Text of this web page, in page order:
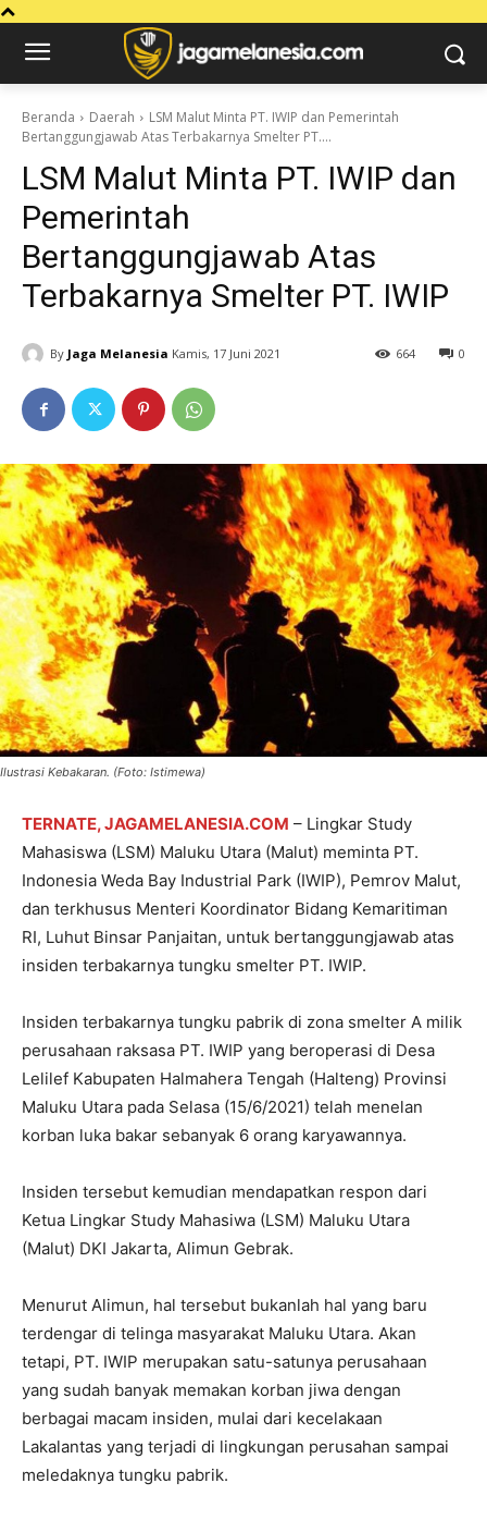
Beranda Daerah
LSM Malut Minta PT. IWIP dan Pemerintah
Bertanggungjawab Atas Terbakarnya Smelter PT....
LSM Malut Minta PT. IWIP dan
Pemerintah
Bertanggungjawab Atas
Terbakarnya Smelter PT. IWIP
By Jaga Melanesia Kamis, 17 Juni 2021 0
664
Ilustrasi Kebakaran. (Foto: Istimewa)
TERNATE, JAGAMELANESIA.COM – Lingkar Study
Mahasiswa (LSM) Maluku Utara (Malut) meminta PT.
Indonesia Weda Bay Industrial Park (IWIP), Pemrov Malut,
dan terkhusus Menteri Koordinator Bidang Kemaritiman
RI, Luhut Binsar Panjaitan, untuk bertanggungjawab atas
insiden terbakarnya tungku smelter PT. IWIP.
Insiden terbakarnya tungku pabrik di zona smelter A milik
perusahaan raksasa PT. IWIP yang beroperasi di Desa
Lelilef Kabupaten Halmahera Tengah (Halteng) Provinsi
Maluku Utara pada Selasa (15/6/2021) telah menelan
korban luka bakar sebanyak 6 orang karyawannya.
Insiden tersebut kemudian mendapatkan respon dari
Ketua Lingkar Study Mahasiwa (LSM) Maluku Utara
(Malut) DKI Jakarta, Alimun Gebrak.
Menurut Alimun, hal tersebut bukanlah hal yang baru
terdengar di telinga masyarakat Maluku Utara. Akan
tetapi, PT. IWIP merupakan satu-satunya perusahaan
yang sudah banyak memakan korban jiwa dengan
berbagai macam insiden, mulai dari kecelakaan
Lakalantas yang terjadi di lingkungan perusahan sampai
meledaknya tungku pabrik.